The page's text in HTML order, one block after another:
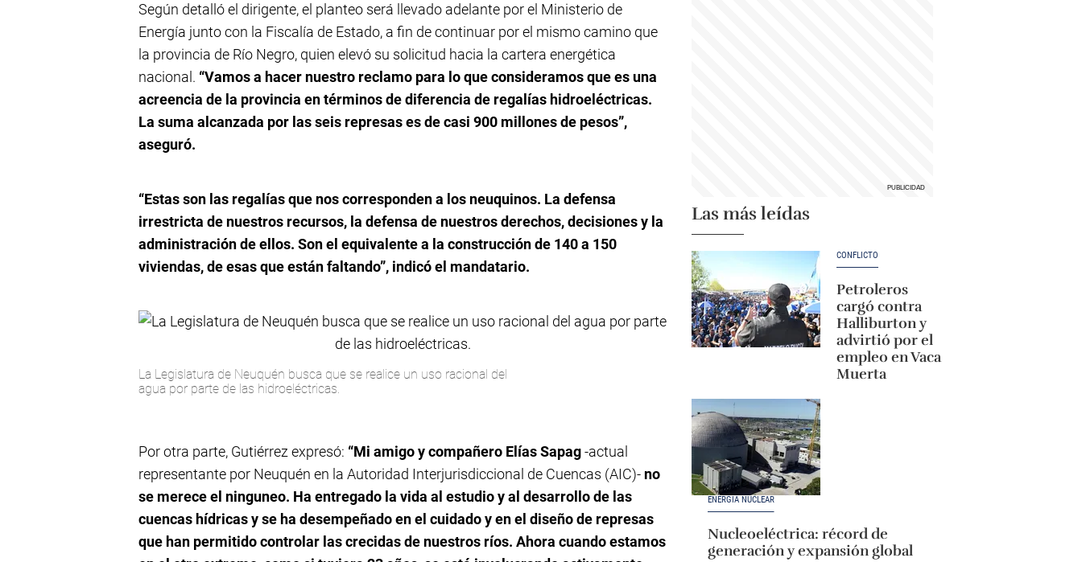
Según detalló el dirigente, el planteo será llevado adelante por el Ministerio de
Energía junto con la Fiscalía de Estado, a fin de continuar por el mismo camino que
la provincia de Río Negro, quien elevó su solicitud hacia la cartera energética
nacional. “Vamos a hacer nuestro reclamo para lo que consideramos que es una
acreencia de la provincia en términos de diferencia de regalías hidroeléctricas.
La suma alcanzada por las seis represas es de casi 900 millones de pesos”,
aseguró.
“Estas son las regalías que nos corresponden a los neuquinos. La defensa
irrestricta de nuestros recursos, la defensa de nuestros derechos, decisiones y la
administración de ellos. Son el equivalente a la construcción de 140 a 150
viviendas, de esas que están faltando”, indicó el mandatario.
La Legislatura de Neuquén busca que se realice un uso racional del
agua por parte de las hidroeléctricas.
Por otra parte, Gutiérrez expresó: “Mi amigo y compañero Elías Sapag-actual
representante por Neuquén en la Autoridad Interjurisdiccional de Cuencas (AIC)- no
se merece el ninguneo. Ha entregado la vida al estudio y al desarrollo de las
cuencas hídricas y se ha desempeñado en el cuidado y en el diseño de represas
que han permitido controlar las crecidas de nuestros ríos. Ahora cuando estamos
Las más leídas
CONFLICTO
Petroleros
cargó contra
Halliburton y
advirtió por el
empleo en Vaca
Muerta
ENERGÍA NUCLEAR
Nucleoeléctrica: récord de
generación y expansión global